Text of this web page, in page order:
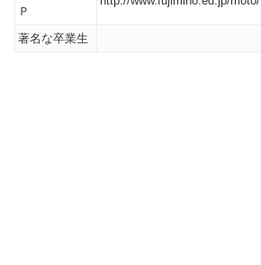
Ｐ
著名な卒業生